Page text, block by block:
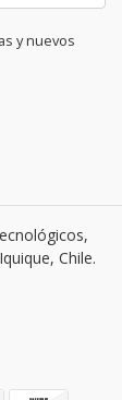
y nuevos
Chile.